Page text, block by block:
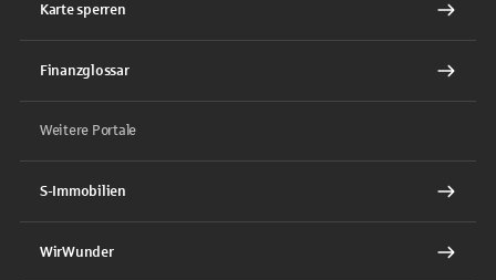
Karte sperren
Finanzglossar
Weitere Portale
S-Immobilien
WirWunder